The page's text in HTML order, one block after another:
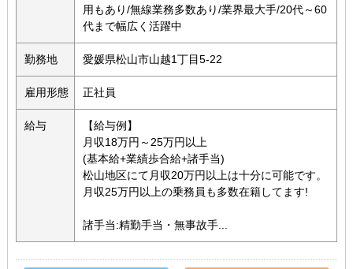
用もあり/無線業務多数あり/業界最大手/20代～60
代まで幅広く活躍中
勤務地 愛媛県松山市山越1丁目5-22
雇用形態 正社員
給与
【給与例】
月収18万円～25万円以上
(基本給+業績歩合給+諸手当)
松山地区にて月収20万円以上は十分に可能です。
月収25万円以上の乗務員も多数在籍してます!
諸手当:精勤手当・無事故手...